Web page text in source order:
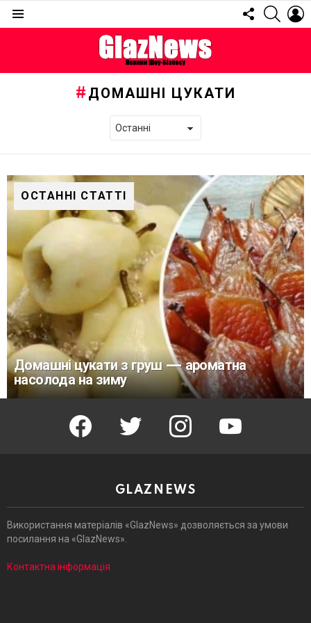
FOLLOW
US
ДОМАШНІ ЦУКАТИ
ОСТАННІ СТАТТІ
Домашні цукати з груш — ароматна
насолода на зиму
facebook twitter instagram youtube
GLAZNEWS
Використання матеріалів «GlazNews» дозволяється за умови
посилання на «GlazNews».
Контактна інформація